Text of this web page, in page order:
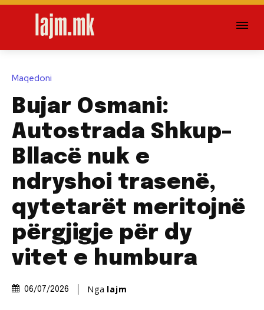
Maqedoni
Bujar Osmani:
Autostrada Shkup–
Bllacë nuk e
ndryshoi trasenë,
qytetarët meritojnë
përgjigje për dy
vitet e humbura
06/07/2026 Nga lajm